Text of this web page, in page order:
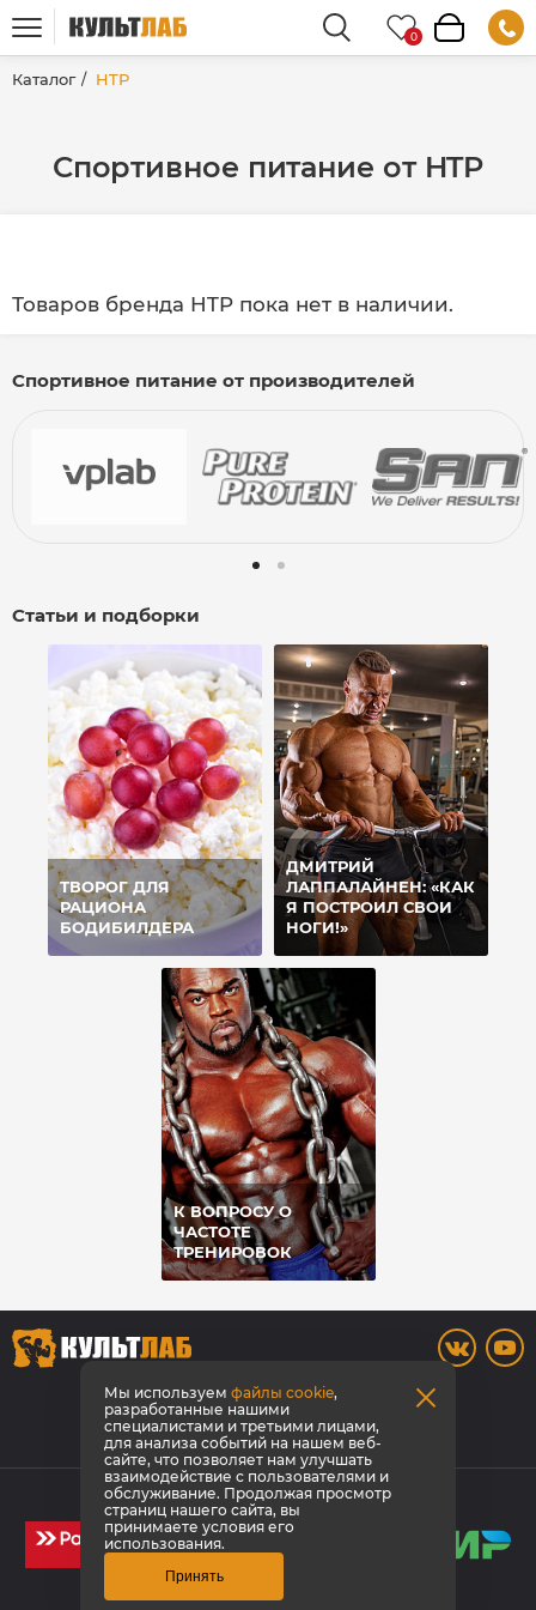
Каталог HTP
Спортивное питание от HTP
Товаров бренда HTP пока нет в наличии.
Спортивное питание от производителей
Статьи и подборки
ТВОРОГ ДЛЯ
РАЦИОНА
БОДИБИЛДЕРА
ДМИТРИЙ
ЛАППАЛАЙНЕН: «КАК
Я ПОСТРОИЛ СВОИ
НОГИ!»
К ВОПРОСУ О
ЧАСТОТЕ
ТРЕНИРОВОК
8 (3842) 446-373
Заказать звонок
© КультЛаб Спортивное питание
Политика конфиденциальности
Создание сайта
Мы используемфайлы cookie,
разработанные нашими
специалистами и третьими лицами,
для анализа событий на нашем веб-
сайте, что позволяет нам улучшать
взаимодействие с пользователями и
обслуживание. Продолжая просмотр
страниц нашего сайта, вы
принимаете условия его
использования.
Принять